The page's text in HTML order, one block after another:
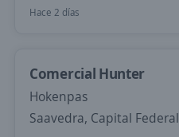
Hace 2 días
Comercial Hunter
Hokenpas
Saavedra, Capital Federal